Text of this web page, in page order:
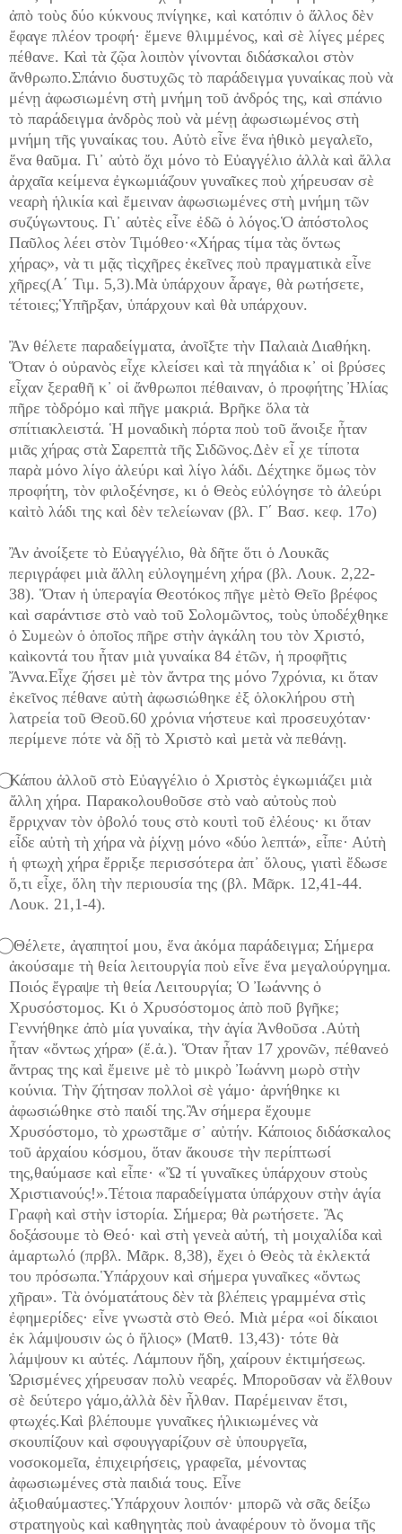
ἀπὸ τοὺς δύο κύκνους πνίγηκε, καὶ κατόπιν ὁ ἄλλος δὲν
ἔφαγε πλέον τροφή· ἔμενε θλιμμένος, καὶ σὲ λίγες μέρες
πέθανε. Καὶ τὰ ζῷα λοιπὸν γίνονται διδάσκαλοι στὸν
ἄνθρωπο.Σπάνιο δυστυχῶς τὸ παράδειγμα γυναίκας ποὺ νὰ
μένῃ ἀφωσιωμένη στὴ μνήμη τοῦ ἀνδρός της, καὶ σπάνιο
τὸ παράδειγμα ἀνδρὸς ποὺ νὰ μένῃ ἀφωσιωμένος στὴ
μνήμη τῆς γυναίκας του. Αὐτὸ εἶνε ἕνα ἠθικὸ μεγαλεῖο,
ἕνα θαῦμα. Γι᾽ αὐτὸ ὄχι μόνο τὸ Εὐαγγέλιο ἀλλὰ καὶ ἄλλα
ἀρχαῖα κείμενα ἐγκωμιάζουν γυναῖκες ποὺ χήρευσαν σὲ
νεαρὴ ἡλικία καὶ ἔμειναν ἀφωσιωμένες στὴ μνήμη τῶν
συζύγωντους. Γι᾽ αὐτὲς εἶνε ἐδῶ ὁ λόγος.Ὁ ἀπόστολος
Παῦλος λέει στὸν Τιμόθεο·«Χήρας τίμα τὰς ὄντως
χήρας», νὰ τι μᾷς τὶςχῆρες ἐκεῖνες ποὺ πραγματικὰ εἶνε
χῆρες(Α΄ Τιμ. 5,3).Μὰ ὑπάρχουν ἆραγε, θὰ ρωτήσετε,
τέτοιες;Ὑπῆρξαν, ὑπάρχουν καὶ θὰ υπάρχουν.
Ἂν θέλετε παραδείγματα, ἀνοῖξτε τὴν Παλαιὰ Διαθήκη.
Ὅταν ὁ οὐρανὸς εἶχε κλείσει καὶ τὰ πηγάδια κ᾽ οἱ βρύσες
εἶχαν ξεραθῆ κ᾽ οἱ ἄνθρωποι πέθαιναν, ὁ προφήτης Ἠλίας
πῆρε τὸδρόμο καὶ πῆγε μακριά. Βρῆκε ὅλα τὰ
σπίτιακλειστά. Ἡ μοναδικὴ πόρτα ποὺ τοῦ ἄνοιξε ἦταν
μιᾶς χήρας στὰ Σαρεπτὰ τῆς Σιδῶνος.Δὲν εἶ χε τίποτα
παρὰ μόνο λίγο ἀλεύρι καὶ λίγο λάδι. Δέχτηκε ὅμως τὸν
προφήτη, τὸν φιλοξένησε, κι ὁ Θεὸς εὐλόγησε τὸ ἀλεύρι
καὶτὸ λάδι της καὶ δὲν τελείωναν (βλ. Γ΄ Βασ. κεφ. 17o)
Ἂν ἀνοίξετε τὸ Εὐαγγέλιο, θὰ δῆτε ὅτι ὁ Λουκᾶς
περιγράφει μιὰ ἄλλη εὐλογημένη χήρα (βλ. Λουκ. 2,22-
38). Ὅταν ἡ ὑπεραγία Θεοτόκος πῆγε μὲτὸ Θεῖο βρέφος
καὶ σαράντισε στὸ ναὸ τοῦ Σολομῶντος, τοὺς ὑποδέχθηκε
ὁ Συμεὼν ὁ ὁποῖος πῆρε στὴν ἀγκάλη του τὸν Χριστό,
καὶκοντά του ἦταν μιὰ γυναίκα 84 ἐτῶν, ἡ προφῆτις
Ἄννα.Εἶχε ζήσει μὲ τὸν ἄντρα της μόνο 7χρόνια, κι ὅταν
ἐκεῖνος πέθανε αὐτὴ ἀφωσιώθηκε ἐξ ὁλοκλήρου στὴ
λατρεία τοῦ Θεοῦ.60 χρόνια νήστευε καὶ προσευχόταν·
περίμενε πότε νὰ δῇ τὸ Χριστὸ καὶ μετὰ νὰ πεθάνῃ.
⃝Κάπου ἀλλοῦ στὸ Εὐαγγέλιο ὁ Χριστὸς ἐγκωμιάζει μιὰ
ἄλλη χήρα. Παρακολουθοῦσε στὸ ναὸ αὐτοὺς ποὺ
ἔρριχναν τὸν ὀβολό τους στὸ κουτὶ τοῦ ἐλέους· κι ὅταν
εἶδε αὐτὴ τὴ χήρα νὰ ῥίχνῃ μόνο «δύο λεπτά», εἶπε· Αὐτὴ
ἡ φτωχὴ χήρα ἔρριξε περισσότερα ἀπ᾽ ὅλους, γιατὶ ἔδωσε
ὅ,τι εἶχε, ὅλη τὴν περιουσία της (βλ. Μᾶρκ. 12,41-44.
Λουκ. 21,1-4).
⃝ Θέλετε, ἀγαπητοί μου, ἕνα ἀκόμα παράδειγμα; Σήμερα
ἀκούσαμε τὴ θεία λειτουργία ποὺ εἶνε ἕνα μεγαλούργημα.
Ποιός ἔγραψε τὴ θεία Λειτουργία; Ὁ Ἰωάννης ὁ
Χρυσόστομος. Κι ὁ Χρυσόστομος ἀπὸ ποῦ βγῆκε;
Γεννήθηκε ἀπὸ μία γυναίκα, τὴν ἁγία Ἀνθοῦσα .Αὐτὴ
ἦταν «ὄντως χήρα» (ἔ.ἀ.). Ὅταν ἦταν 17 χρονῶν, πέθανεὁ
ἄντρας της καὶ ἔμεινε μὲ τὸ μικρὸ Ἰωάννη μωρὸ στὴν
κούνια. Τὴν ζήτησαν πολλοὶ σὲ γάμο· ἀρνήθηκε κι
ἀφωσιώθηκε στὸ παιδί της.Ἂν σήμερα ἔχουμε
Χρυσόστομο, τὸ χρωστᾶμε σ᾽ αὐτήν. Κάποιος διδάσκαλος
τοῦ ἀρχαίου κόσμου, ὅταν ἄκουσε τὴν περίπτωσί
της,θαύμασε καὶ εἶπε· «Ὤ τί γυναῖκες ὑπάρχουν στοὺς
Χριστιανούς!».Τέτοια παραδείγματα ὑπάρχουν στὴν ἁγία
Γραφὴ καὶ στὴν ἱστορία. Σήμερα; θὰ ρωτήσετε. Ἂς
δοξάσουμε τὸ Θεό· καὶ στὴ γενεὰ αὐτή, τὴ μοιχαλίδα καὶ
ἁμαρτωλό (πρβλ. Μᾶρκ. 8,38), ἔχει ὁ Θεὸς τὰ ἐκλεκτά
του πρόσωπα.Ὑπάρχουν καὶ σήμερα γυναῖκες «ὄντως
χῆραι». Τὰ ὀνόματάτους δὲν τὰ βλέπεις γραμμένα στὶς
ἐφημερίδες· εἶνε γνωστὰ στὸ Θεό. Μιὰ μέρα «οἱ δίκαιοι
ἐκ λάμψουσιν ὡς ὁ ἥλιος» (Ματθ. 13,43)· τότε θὰ
λάμψουν κι αὐτές. Λάμπουν ἤδη, χαίρουν ἐκτιμήσεως.
Ὡρισμένες χήρευσαν πολὺ νεαρές. Μποροῦσαν νὰ ἔλθουν
σὲ δεύτερο γάμο,ἀλλὰ δὲν ἦλθαν. Παρέμειναν ἔτσι,
φτωχές.Καὶ βλέπουμε γυναῖκες ἡλικιωμένες νὰ
σκουπίζουν καὶ σφουγγαρίζουν σὲ ὑπουργεῖα,
νοσοκομεῖα, ἐπιχειρήσεις, γραφεῖα, μένοντας
ἀφωσιωμένες στὰ παιδιά τους. Εἶνε
ἀξιοθαύμαστες.Ὑπάρχουν λοιπόν· μπορῶ νὰ σᾶς δείξω
στρατηγοὺς καὶ καθηγητὰς ποὺ ἀναφέρουν τὸ ὄνομα τῆς